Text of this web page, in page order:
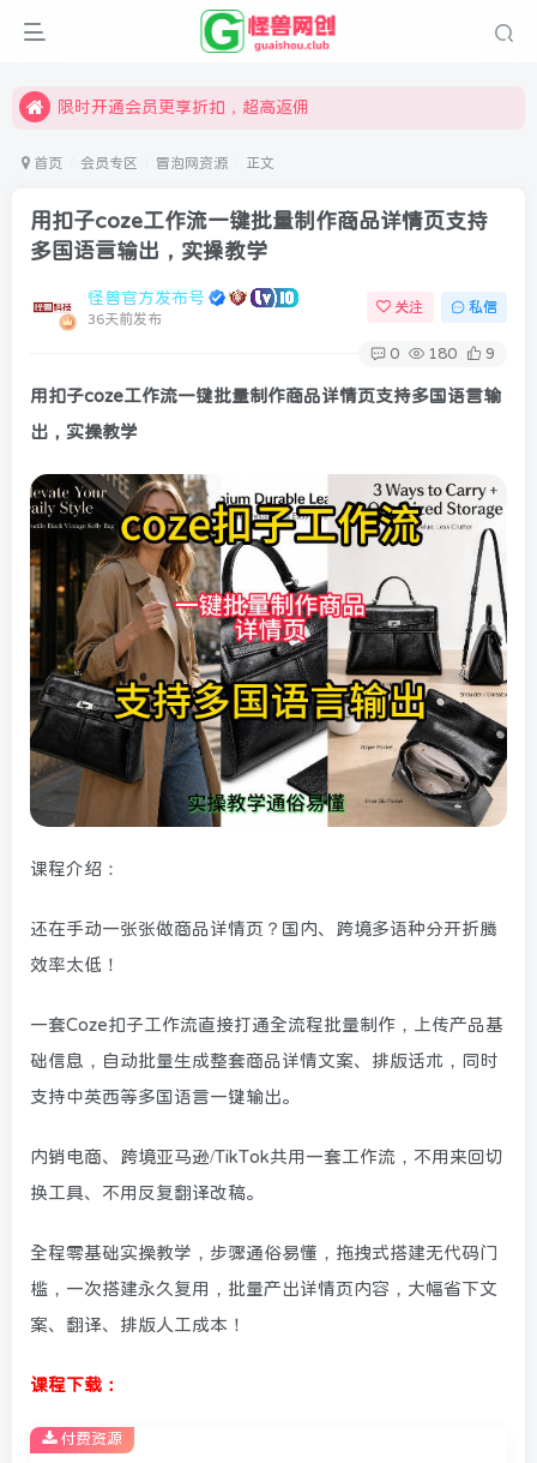
汇集各领域的创新者、创业者和副业经营者，共同探索创业和创新的未来
限时开通会员更享折扣，超高返佣
首页 会员专区 冒泡网资源 正文
用扣子coze工作流一键批量制作商品详情页支持
多国语言输出，实操教学
怪兽官方发布号
36天前发布
关注 私信
0 180 9
用扣子coze工作流一键批量制作商品详情页支持多国语言输
出，实操教学
课程介绍：
还在手动一张张做商品详情页？国内、跨境多语种分开折腾
效率太低！
一套Coze扣子工作流直接打通全流程批量制作，上传产品基
础信息，自动批量生成整套商品详情文案、排版话术，同时
支持中英西等多国语言一键输出。
内销电商、跨境亚马逊/TikTok共用一套工作流，不用来回切
换工具、不用反复翻译改稿。
全程零基础实操教学，步骤通俗易懂，拖拽式搭建无代码门
槛，一次搭建永久复用，批量产出详情页内容，大幅省下文
案、翻译、排版人工成本！
课程下载：
付费资源